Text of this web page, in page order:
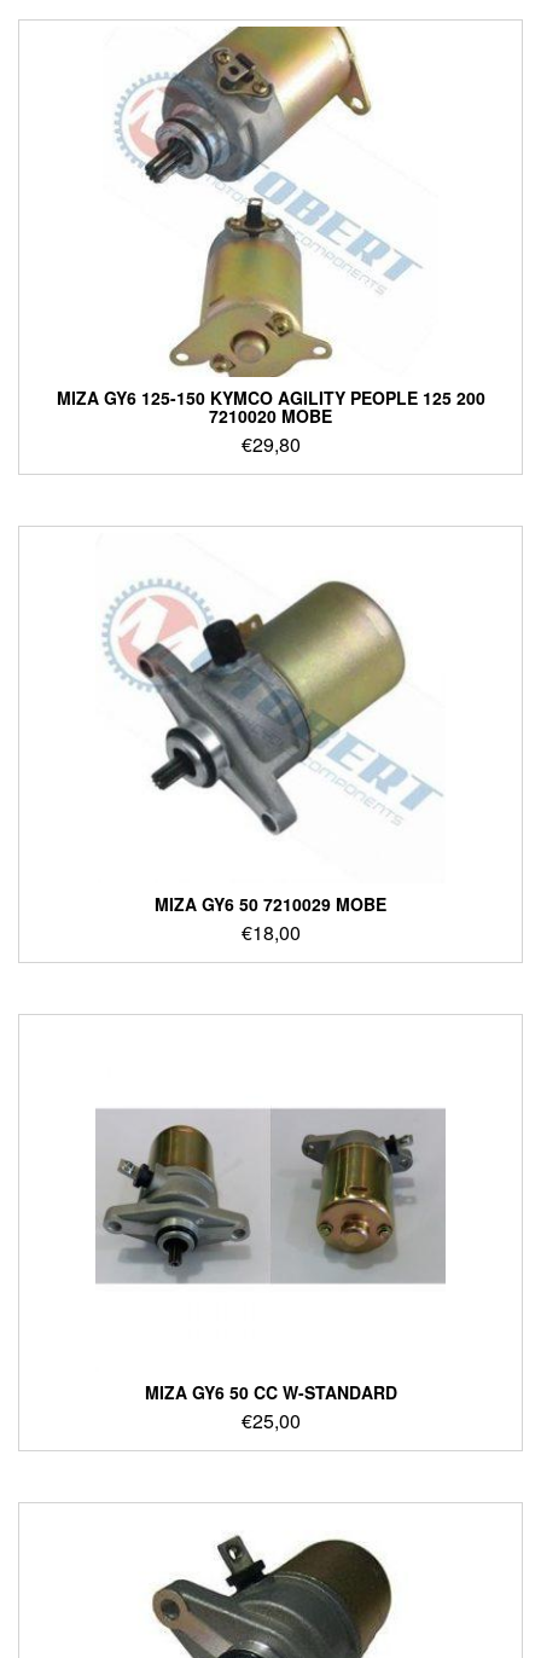
ΜΙΖΑ GY6 125-150 KYMCO AGILITY PEOPLE 125 200
7210020 MOBE
€29,80
ΜΙΖΑ GY6 50 7210029 MOBE
€18,00
ΜΙΖΑ GY6 50 CC W-STANDARD
€25,00